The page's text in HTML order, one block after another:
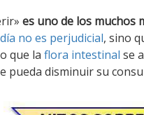
es uno de los muchos
no es perjudicial, sino
que la flora intestinal se
pueda disminuir su